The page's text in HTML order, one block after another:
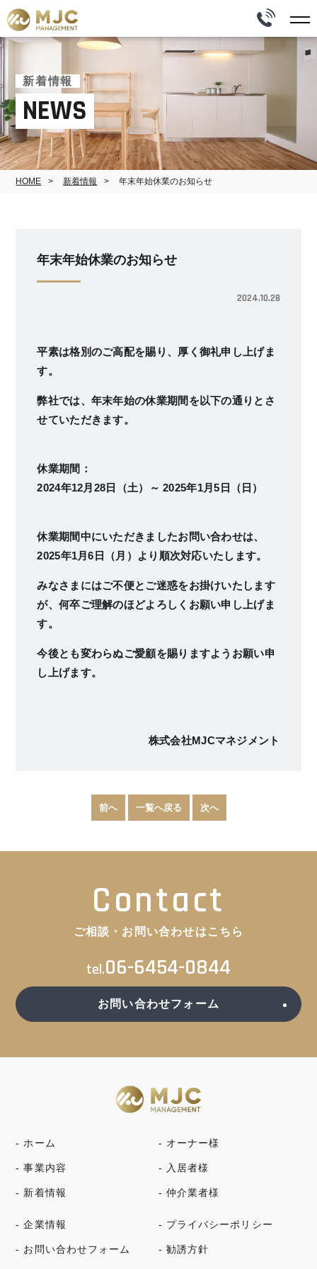
新着情報
NEWS
HOME 新着情報 年末年始休業のお知らせ
年末年始休業のお知らせ
2024.10.28
平素は格別のご高配を賜り、厚く御礼申し上げま
す。
弊社では、年末年始の休業期間を以下の通りとさ
せていただきます。
休業期間：
2024年12月28日（土）～ 2025年1月5日（日）
休業期間中にいただきましたお問い合わせは、
2025年1月6日（月）より順次対応いたします。
みなさまにはご不便とご迷惑をお掛けいたします
が、何卒ご理解のほどよろしくお願い申し上げま
す。
今後とも変わらぬご愛顧を賜りますようお願い申
し上げます。
株式会社MJCマネジメント
前へ 一覧へ戻る 次へ
Contact
ご相談・お問い合わせはこちら
tel.06-6454-0844
お問い合わせフォーム
- ホーム
- 事業内容
- 新着情報
- オーナー様
- 入居者様
- 仲介業者様
- 企業情報
- お問い合わせフォーム
- プライバシーポリシー
- 勧誘方針